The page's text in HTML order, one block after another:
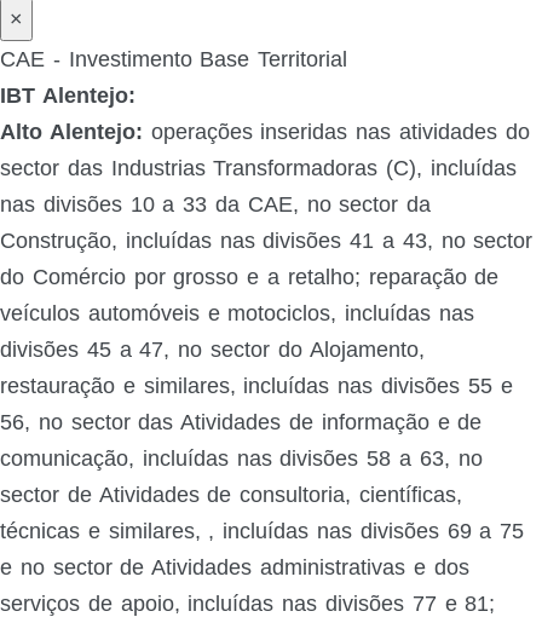
×
CAE - Investimento Base Territorial
IBT Alentejo:
Alto Alentejo: operações inseridas nas atividades do
sector das Industrias Transformadoras (C), incluídas
nas divisões 10 a 33 da CAE, no sector da
Construção, incluídas nas divisões 41 a 43, no sector
do Comércio por grosso e a retalho; reparação de
veículos automóveis e motociclos, incluídas nas
divisões 45 a 47, no sector do Alojamento,
restauração e similares, incluídas nas divisões 55 e
56, no sector das Atividades de informação e de
comunicação, incluídas nas divisões 58 a 63, no
sector de Atividades de consultoria, científicas,
técnicas e similares, , incluídas nas divisões 69 a 75
e no sector de Atividades administrativas e dos
serviços de apoio, incluídas nas divisões 77 e 81;